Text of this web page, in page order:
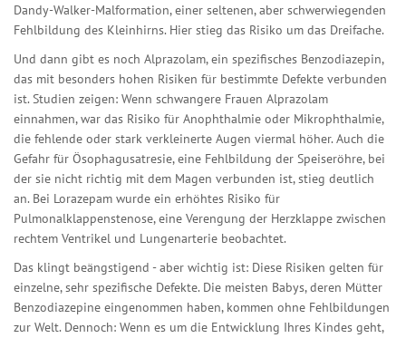
Dandy-Walker-Malformation,einer seltenen, aber schwerwiegenden
Fehlbildung des Kleinhirns. Hier stieg das Risiko um das Dreifache.
Und dann gibt es noch Alprazolam,ein spezifisches Benzodiazepin,
das mit besonders hohen Risiken für bestimmte Defekte verbunden
ist. Studien zeigen: Wenn schwangere Frauen Alprazolam
einnahmen, war das Risiko für Anophthalmie oder Mikrophthalmie,
die fehlende oder stark verkleinerte Augen viermal höher. Auch die
Gefahr für Ösophagusatresie,eine Fehlbildung der Speiseröhre, bei
der sie nicht richtig mit dem Magen verbunden ist, stieg deutlich
an. Bei Lorazepam wurde ein erhöhtes Risiko für
Pulmonalklappenstenose,eine Verengung der Herzklappe zwischen
rechtem Ventrikel und Lungenarterie beobachtet.
Das klingt beängstigend - aber wichtig ist: Diese Risiken gelten für
einzelne, sehr spezifische Defekte. Die meisten Babys, deren Mütter
Benzodiazepine eingenommen haben, kommen ohne Fehlbildungen
zur Welt. Dennoch: Wenn es um die Entwicklung Ihres Kindes geht,